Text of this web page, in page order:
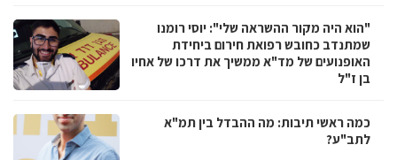
"הוא היה מקור ההשראה שלי": יוסי רומנו
שמתנדב כחובש רפואת חירום ביחידת
האופנועים של מד"א ממשיך את דרכו של אחיו
בן ז"ל
כמה ראשי תיבות: מה ההבדל בין תמ"א
לתב"ע?